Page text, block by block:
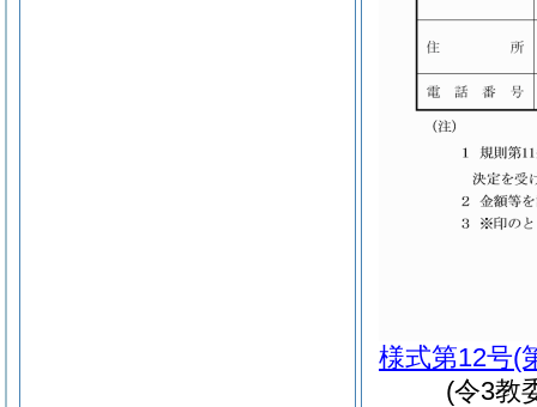
様式第12号(
(令3教